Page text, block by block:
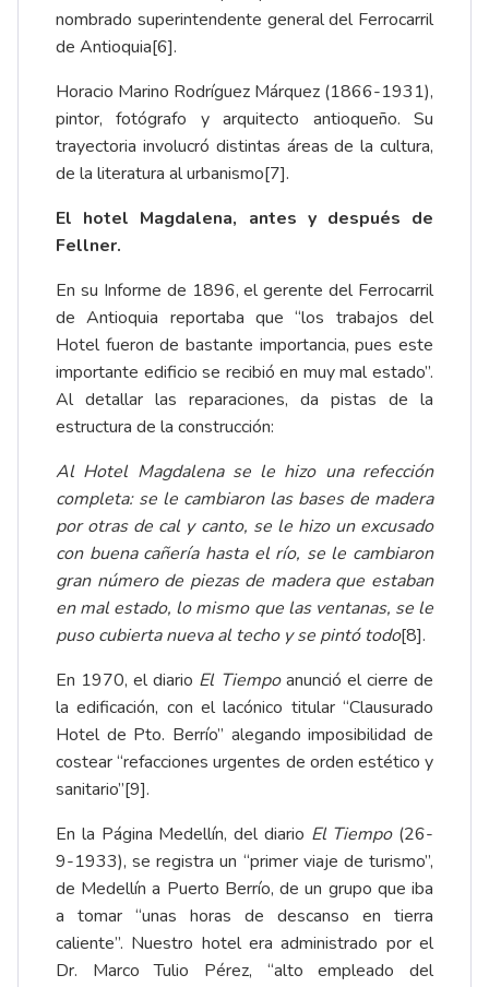
nombrado superintendente general del Ferrocarril
de Antioquia[6].
Horacio Marino Rodríguez Márquez (1866-1931),
pintor, fotógrafo y arquitecto antioqueño. Su
trayectoria involucró distintas áreas de la cultura,
de la literatura al urbanismo[7].
El hotel Magdalena, antes y después de
Fellner.
En su Informe de 1896, el gerente del Ferrocarril
de Antioquia reportaba que “los trabajos del
Hotel fueron de bastante importancia, pues este
importante edificio se recibió en muy mal estado”.
Al detallar las reparaciones, da pistas de la
estructura de la construcción:
Al Hotel Magdalena se le hizo una refección
completa: se le cambiaron las bases de madera
por otras de cal y canto, se le hizo un excusado
con buena cañería hasta el río, se le cambiaron
gran número de piezas de madera que estaban
en mal estado, lo mismo que las ventanas, se le
puso cubierta nueva al techo y se pintó todo[8].
En 1970, el diario El Tiempoanunció el cierre de
la edificación, con el lacónico titular “Clausurado
Hotel de Pto. Berrío” alegando imposibilidad de
costear “refacciones urgentes de orden estético y
sanitario”[9].
En la Página Medellín, del diario El Tiempo(26-
9-1933), se registra un “primer viaje de turismo”,
de Medellín a Puerto Berrío, de un grupo que iba
a tomar “unas horas de descanso en tierra
caliente”. Nuestro hotel era administrado por el
Dr. Marco Tulio Pérez, “alto empleado del